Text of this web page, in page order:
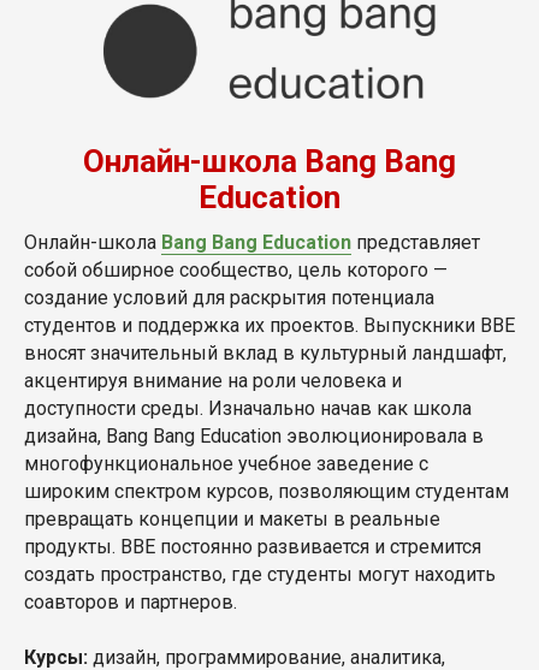
Онлайн-школа Bang Bang
Education
Онлайн-школа Bang Bang Education представляет
собой обширное сообщество, цель которого —
создание условий для раскрытия потенциала
студентов и поддержка их проектов. Выпускники BBE
вносят значительный вклад в культурный ландшафт,
акцентируя внимание на роли человека и
доступности среды. Изначально начав как школа
дизайна, Bang Bang Education эволюционировала в
многофункциональное учебное заведение с
широким спектром курсов, позволяющим студентам
превращать концепции и макеты в реальные
продукты. BBE постоянно развивается и стремится
создать пространство, где студенты могут находить
соавторов и партнеров.
Курсы: дизайн, программирование, аналитика,